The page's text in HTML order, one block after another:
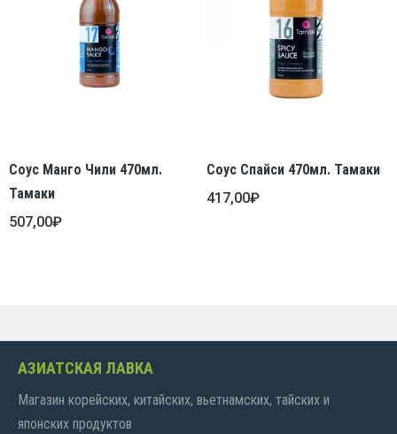
Соус Манго Чили 470мл.
Тамаки
507,00₽
Соус Спайси 470мл. Тамаки
417,00₽
АЗИАТСКАЯ ЛАВКА
Магазин корейских, китайских, вьетнамских, тайских и
японских продуктов